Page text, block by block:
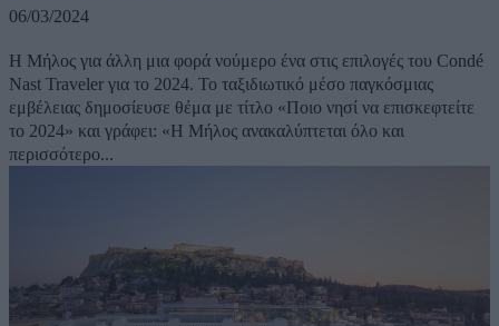
06/03/2024
Η Μήλος για άλλη μια φορά νούμερο ένα στις επιλογές του Condé
Nast Traveler για το 2024. Το ταξιδιωτικό μέσο παγκόσμιας
εμβέλειας δημοσίευσε θέμα με τίτλο «Ποιο νησί να επισκεφτείτε
το 2024» και γράφει: «Η Μήλος ανακαλύπτεται όλο και
περισσότερο...